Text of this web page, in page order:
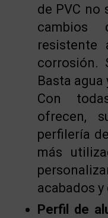
de PVC no
cambios
corrosión.
Basta agua
Con
ofrecen,
perfilería
más
acabados
Perfil de